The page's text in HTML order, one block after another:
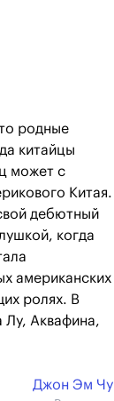
родные
китайцы
может с
Китая.
дебютный
когда
американских
ролях. В
Лу, Аквафина,
Джон Эм Чу